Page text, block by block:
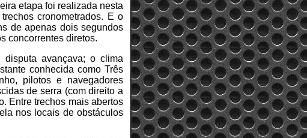
etapa foi realizada nesta
cronometrados. E o
de apenas dois segundos
concorrentes diretos.
avançava; o clima
conhecida como Três
pilotos e navegadores
de serra (com direito a
Entre trechos mais abertos
nos locais de obstáculos